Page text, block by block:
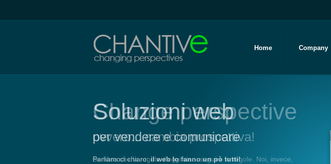
Home Company
Soluzioni web
per vendere e comunicare
Parliamoci chiaro:il web lo fanno un pò tutti!